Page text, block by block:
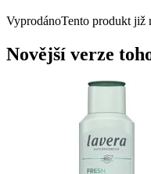
VyprodánoTento produkt již
Novější verze